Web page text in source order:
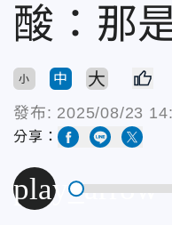
酸：那
小 中 大
發布: 2025/08/23
分享：
play_arrow